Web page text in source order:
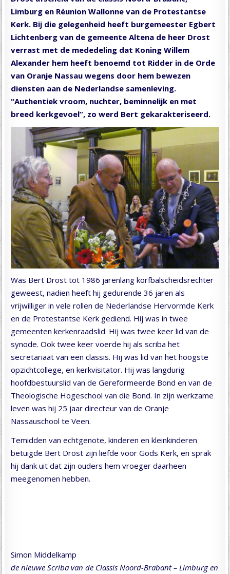
Limburg en Réunion Wallonne van de Protestantse
Kerk. Bij die gelegenheid heeft burgemeester Egbert
Lichtenberg van de gemeente Altena de heer Drost
verrast met de mededeling dat Koning Willem
Alexander hem heeft benoemd tot Ridder in de Orde
van Oranje Nassau wegens door hem bewezen
diensten aan de Nederlandse samenleving.
“Authentiek vroom, nuchter, beminnelijk en met
breed kerkgevoel”, zo werd Bert gekarakteriseerd.
Was Bert Drost tot 1986 jarenlang korfbalscheidsrechter
geweest, nadien heeft hij gedurende 36 jaren als
vrijwilliger in vele rollen de Nederlandse Hervormde Kerk
en de Protestantse Kerk gediend. Hij was in twee
gemeenten kerkenraadslid. Hij was twee keer lid van de
synode. Ook twee keer voerde hij als scriba het
secretariaat van een classis. Hij was lid van het hoogste
opzichtcollege, en kerkvisitator. Hij was langdurig
hoofdbestuurslid van de Gereformeerde Bond en van de
Theologische Hogeschool van die Bond. In zijn werkzame
leven was hij 25 jaar directeur van de Oranje
Nassauschool te Veen.
Temidden van echtgenote, kinderen en kleinkinderen
betuigde Bert Drost zijn liefde voor Gods Kerk, en sprak
hij dank uit dat zijn ouders hem vroeger daarheen
meegenomen hebben.
Simon Middelkamp
de nieuwe Scriba van de Classis Noord-Brabant – Limburg en